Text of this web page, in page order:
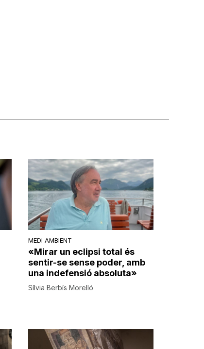
MEDI AMBIENT
«Mirar un eclipsi total és
sentir-se sense poder, amb
una indefensió absoluta»
Sílvia Berbís Morelló